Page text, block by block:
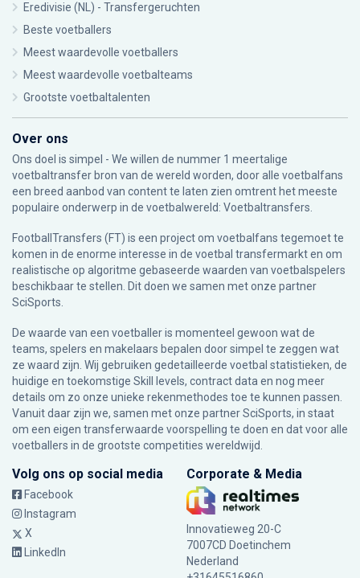
Eredivisie (NL) - Transfergeruchten
Beste voetballers
Meest waardevolle voetballers
Meest waardevolle voetbalteams
Grootste voetbaltalenten
Over ons
Ons doel is simpel - We willen de nummer 1 meertalige
voetbaltransfer bron van de wereld worden, door alle voetbalfans
een breed aanbod van content te laten zien omtrent het meeste
populaire onderwerp in de voetbalwereld: Voetbaltransfers.
FootballTransfers (FT) is een project om voetbalfans tegemoet te
komen in de enorme interesse in de voetbal transfermarkt en om
realistische op algoritme gebaseerde waarden van voetbalspelers
beschikbaar te stellen. Dit doen we samen met onze partner
SciSports
De waarde van een voetballer is momenteel gewoon wat de
teams, spelers en makelaars bepalen door simpel te zeggen wat
ze waard zijn. Wij gebruiken gedetailleerde voetbal statistieken, de
huidige en toekomstige Skill levels, contract data en nog meer
details om zo onze unieke rekenmethodes toe te kunnen passen.
Vanuit daar zijn we, samen met onze partner SciSports, in staat
om een eigen transferwaarde voorspelling te doen en dat voor alle
voetballers in de grootste competities wereldwijd.
Volg ons op social media
Facebook
Instagram
X
LinkedIn
Corporate & Media
Innovatieweg 20-C
7007CD Doetinchem
Nederland